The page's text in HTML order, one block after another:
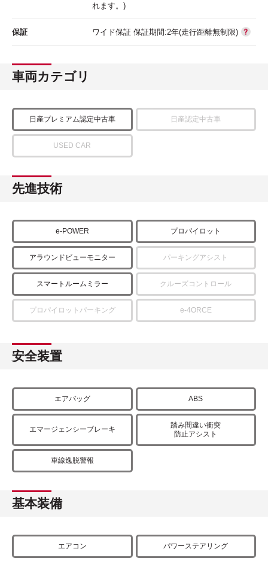
れます。)
保証 ワイド保証 保証期間:2年(走行距離無制限)
車両カテゴリ
日産プレミアム認定中古車 日産認定中古車
USED CAR
先進技術
e-POWER プロパイロット
アラウンドビューモニター パーキングアシスト
スマートルームミラー クルーズコントロール
プロパイロットパーキング e-4ORCE
安全装置
エアバッグ ABS
エマージェンシーブレーキ
踏み間違い衝突
防止アシスト
車線逸脱警報
基本装備
エアコン パワーステアリング